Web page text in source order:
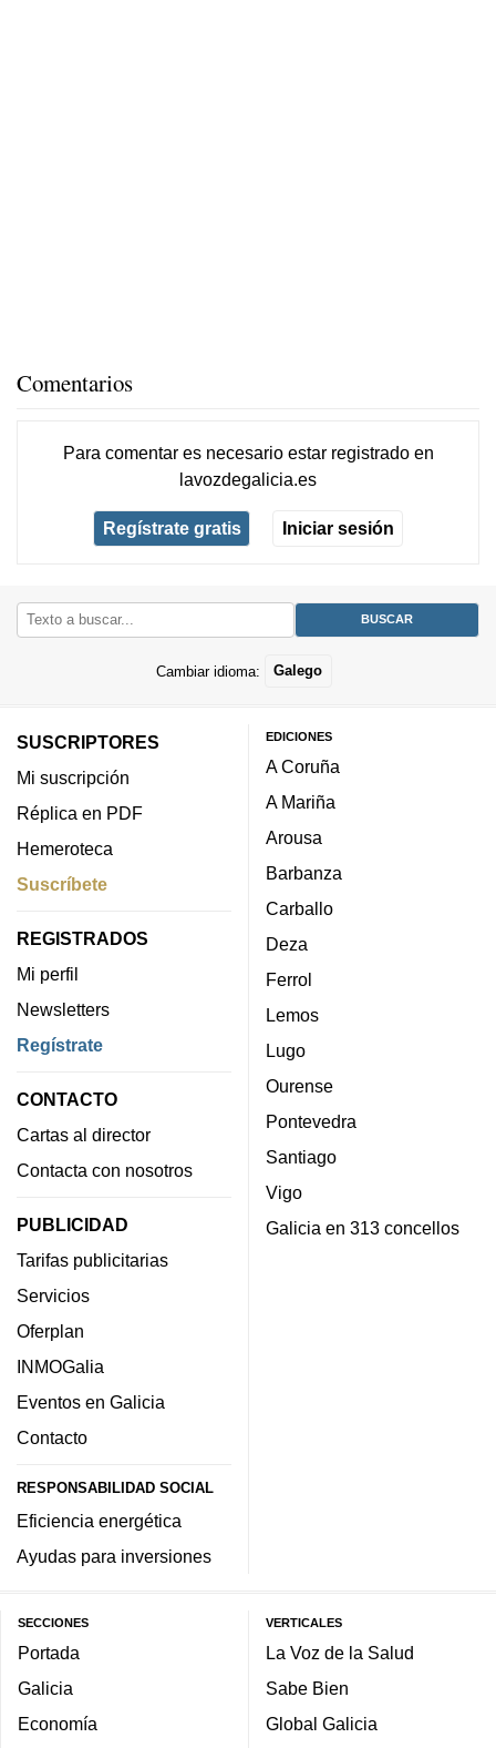
Comentarios
Para comentar es necesario estar registradoen
lavozdegalicia.es
Regístrate gratis Iniciar sesión
Cambiar idioma: Galego
SUSCRIPTORES
Mi suscripción
Réplica en PDF
Hemeroteca
Suscríbete
REGISTRADOS
Mi perfil
Newsletters
Regístrate
CONTACTO
Cartas al director
Contacta con nosotros
PUBLICIDAD
Tarifas publicitarias
Servicios
Oferplan
INMOGalia
Eventos en Galicia
Contacto
RESPONSABILIDAD SOCIAL
Eficiencia energética
Ayudas para inversiones
EDICIONES
A Coruña
A Mariña
Arousa
Barbanza
Carballo
Deza
Ferrol
Lemos
Lugo
Ourense
Pontevedra
Santiago
Vigo
Galicia en 313 concellos
SECCIONES
Portada
Galicia
Economía
VERTICALES
La Voz de la Salud
Sabe Bien
Global Galicia